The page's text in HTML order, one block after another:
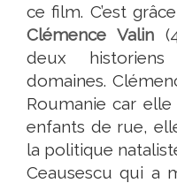
ce film. C’est
Clémence Valin
deux
domaines.
Roumanie car
enfants de rue,
la politique
Ceausescu qui a